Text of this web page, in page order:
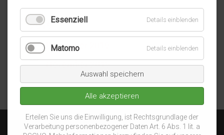
2019
Dezember 2019
November 2019
Essenziell Details einblenden
Matomo Details einblenden
Auswahl speichern
Alle akzeptieren
Erteilen Sie uns die Einwilligung, ist Rechtsgrundlage der
Verarbeitung personenbezogener Daten Art. 6 Abs. 1 lit. a